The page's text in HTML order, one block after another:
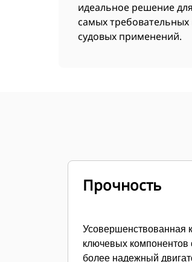
идеальное решение для
самых
судовых применений.
Прочность
Усовершенствованная
ключевых компонентов
более надежный